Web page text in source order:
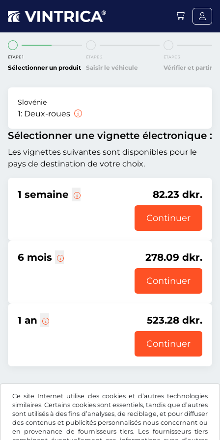
Ce site Internet utilise des cookies et d’autres technologies
similaires. Certains cookies sont essentiels, tandis que d’autres
sont utilisés à des fins d’analyses, de reciblage, et pour diffuser
des contenus et publicités personnalisés nous concernant ou
en provenance de fournisseurs tiers. Les fournisseurs tiers
ÉTAPE 1
Sélectionner un produit
ÉTAPE 2
Saisir le véhicule
ÉTAPE 3
Vérifier et partir
Slovénie
1: Deux-roues
Sélectionner une vignette électronique :
Les vignettes suivantes sont disponibles pour le
pays de destination de votre choix.
1 semaine 82.23 dkr.
Continuer
6 mois 278.09 dkr.
Continuer
1 an 523.28 dkr.
Continuer
compris les frais d’enregistrement et la TVA.